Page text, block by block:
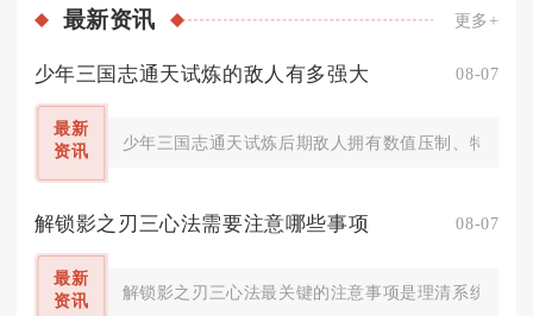
最新资讯 更多+
少年三国志通天试炼的敌人有多强大 08-07
最新
资讯
少年三国志通天试炼后期敌人拥有数值压制、特殊
解锁影之刃三心法需要注意哪些事项 08-07
最新
资讯
解锁影之刃三心法最关键的注意事项是理清系统解